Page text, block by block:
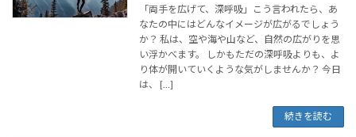
「両手を広げて、深呼吸」こう言われたら、あ
なたの中にはどんなイメージが広がるでしょう
か？ 私は、空や海や山など、自然の広がりを思
い浮かべます。 しかもただの深呼吸よりも、よ
り体が開いていくような気がしませんか？ 今日
は、 […]
続きを読む